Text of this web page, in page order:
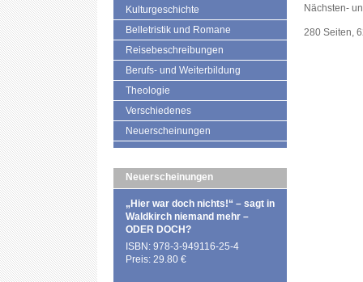
Kulturgeschichte
Belletristik und Romane
Reisebeschreibungen
Berufs- und Weiterbildung
Theologie
Verschiedenes
Neuerscheinungen
Neuerscheinungen
„Hier war doch nichts!“ – sagt in
Waldkirch niemand mehr –
ODER DOCH?
ISBN: 978-3-949116-25-4
Preis: 29.80 €
Nächsten-
280 Seiten,